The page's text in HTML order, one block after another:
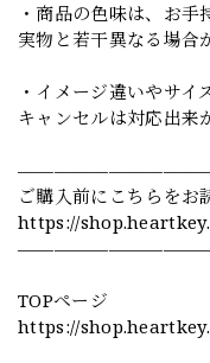
・商品の色味は、お
実物と若干異なる場合
・イメージ違いやサイ
キャンセルは対応出来
ご購入前にこちらをお
https://
TOPページ
https://